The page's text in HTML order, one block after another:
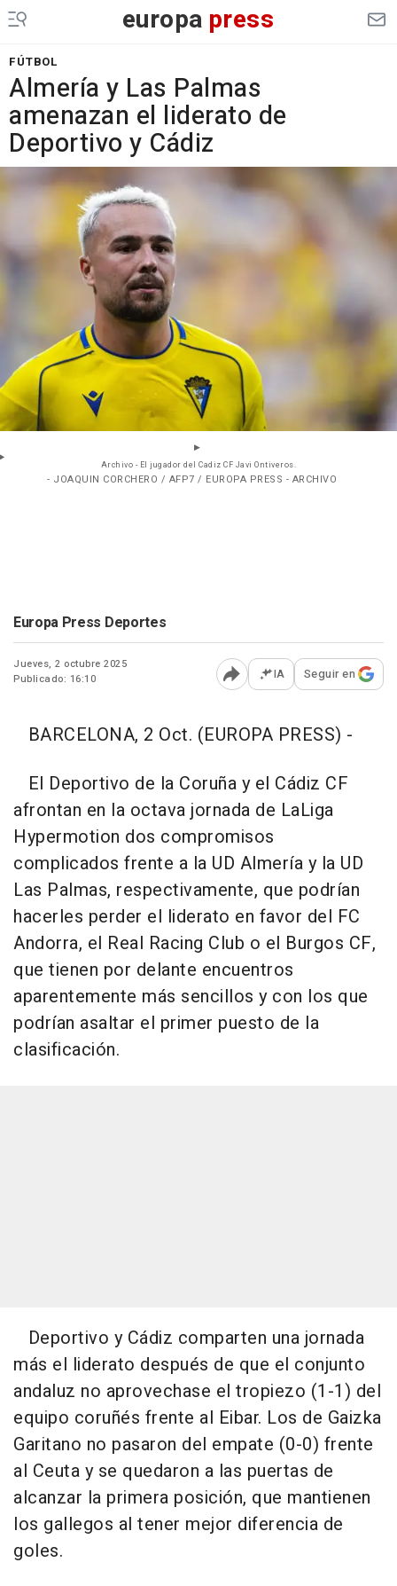
europa press
FÚTBOL
Almería y Las Palmas
amenazan el liderato de
Deportivo y Cádiz
Archivo - El jugador del Cadiz CF Javi Ontiveros.
- JOAQUIN CORCHERO / AFP7 / EUROPA PRESS - ARCHIVO
Europa Press Deportes
Jueves, 2 octubre 2025
Publicado: 16:10
Abrir opciones para
IA Seguir en
BARCELONA, 2 Oct. (EUROPA PRESS) -
El Deportivo de la Coruña y el Cádiz CF
afrontan en la octava jornada de LaLiga
Hypermotion dos compromisos
complicados frente a la UD Almería y la UD
Las Palmas, respectivamente, que podrían
hacerles perder el liderato en favor del FC
Andorra, el Real Racing Club o el Burgos CF,
que tienen por delante encuentros
aparentemente más sencillos y con los que
podrían asaltar el primer puesto de la
clasificación.
Deportivo y Cádiz comparten una jornada
más el liderato después de que el conjunto
andaluz no aprovechase el tropiezo (1-1) del
equipo coruñés frente al Eibar. Los de Gaizka
Garitano no pasaron del empate (0-0) frente
al Ceuta y se quedaron a las puertas de
alcanzar la primera posición, que mantienen
los gallegos al tener mejor diferencia de
goles.